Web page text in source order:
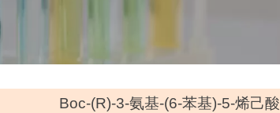
Boc-(R)-3-氨基-(6-苯基)-5-烯己酸